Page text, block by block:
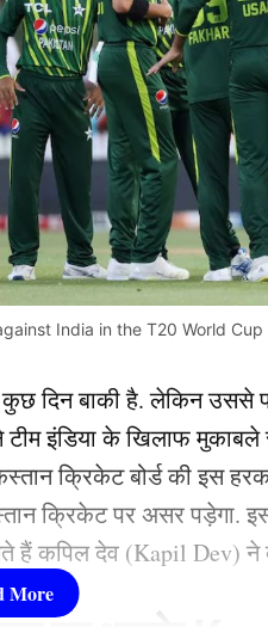
India in the T20 World Cup
दिन बाकी है. लेकिन उससे
टीम इंडिया के खिलाफ
क्रिकेट बोर्ड की इस
क्रिकेट पर असर पड़ेगा.
हैं कपिल देव (Kapil Dev) ने